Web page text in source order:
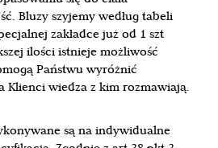
Bluzy szyjemy według tabeli
zakładce już od 1 szt
ilości istnieje możliwość
Państwu wyróżnić
Klienci wiedza z kim rozmawiają.
są na indywidualne